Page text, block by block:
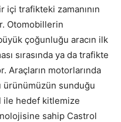
içi trafikteki zamanının
Otomobillerin
çoğunluğu aracın ilk
sırasında ya da trafikte
Araçların motorlarında
ürünümüzün sunduğu
ile hedef kitlemize
sahip Castrol